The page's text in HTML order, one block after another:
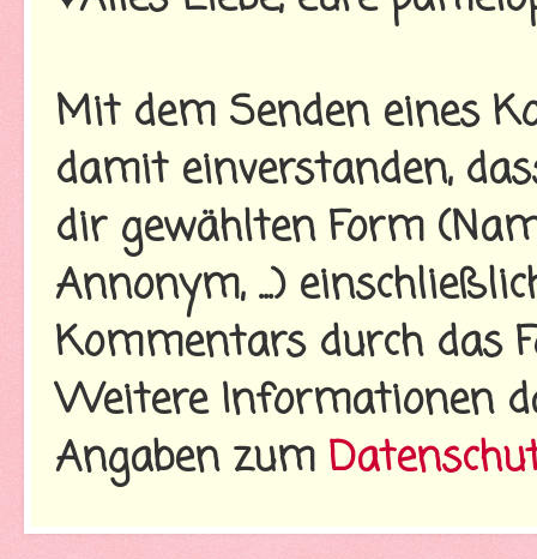
Mit dem Senden eines
damit einverstanden,
dir gewählten Form
Annonym, ...)
Kommentars durch das
Weitere Informationen
Angaben zum